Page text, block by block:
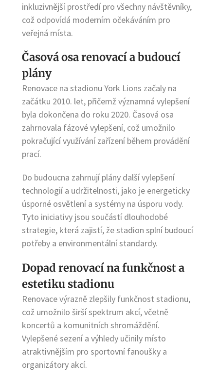
inkluzivnější prostředí pro všechny návštěvníky,
což odpovídá moderním očekáváním pro
veřejná místa.
Časová osa renovací a budoucí
plány
Renovace na stadionu York Lions začaly na
začátku 2010. let, přičemž významná vylepšení
byla dokončena do roku 2020. Časová osa
zahrnovala fázové vylepšení, což umožnilo
pokračující využívání zařízení během provádění
prací.
Do budoucna zahrnují plány další vylepšení
technologií a udržitelnosti, jako je energeticky
úsporné osvětlení a systémy na úsporu vody.
Tyto iniciativy jsou součástí dlouhodobé
strategie, která zajistí, že stadion splní budoucí
potřeby a environmentální standardy.
Dopad renovací na funkčnost a
estetiku stadionu
Renovace výrazně zlepšily funkčnost stadionu,
což umožnilo širší spektrum akcí, včetně
koncertů a komunitních shromáždění.
Vylepšené sezení a výhledy učinily místo
atraktivnějším pro sportovní fanoušky a
organizátory akcí.